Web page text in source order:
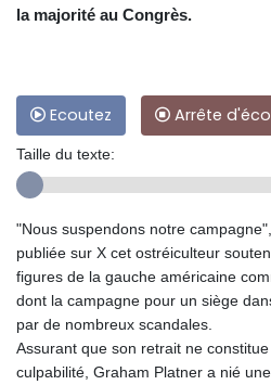
la majorité au Congrès.
Ecoutez Arrête
Taille du texte:
"Nous suspendons notre
publiée sur X cet ostréiculteur
figures de la gauche américaine
dont la campagne pour un siège
par de nombreux scandales.
Assurant que son retrait ne
culpabilité, Graham Platner a nié